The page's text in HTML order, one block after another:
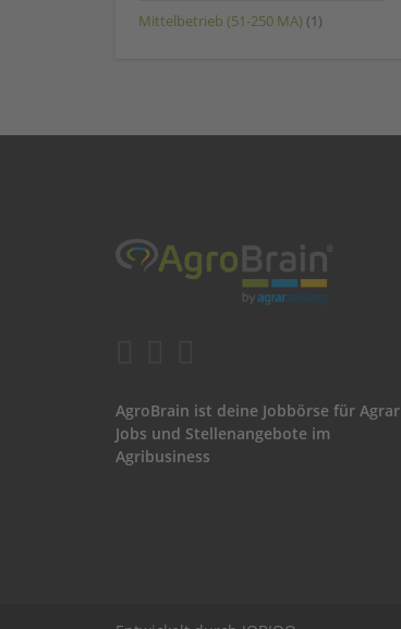
Mittelbetrieb (51-250 MA) (1)
AgroBrain ist deine Jobbörse für Agrar
Jobs und Stellenangebote im
Agribusiness